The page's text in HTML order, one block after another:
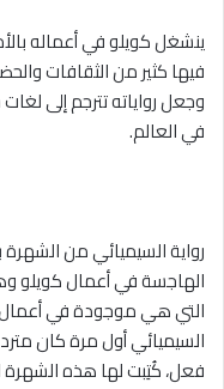
ينشغل كويلو في أعماله
فيها كثير من الثقافات
وجعل رواياته تترجم إلى
في العالم.
رواية السيميائي من
الهاجسة في أعمال كويلو
التي هي موجودة في أعمال
السيميائي أول مرة كان
فعل، كُتِبت لها هذه الشهرة